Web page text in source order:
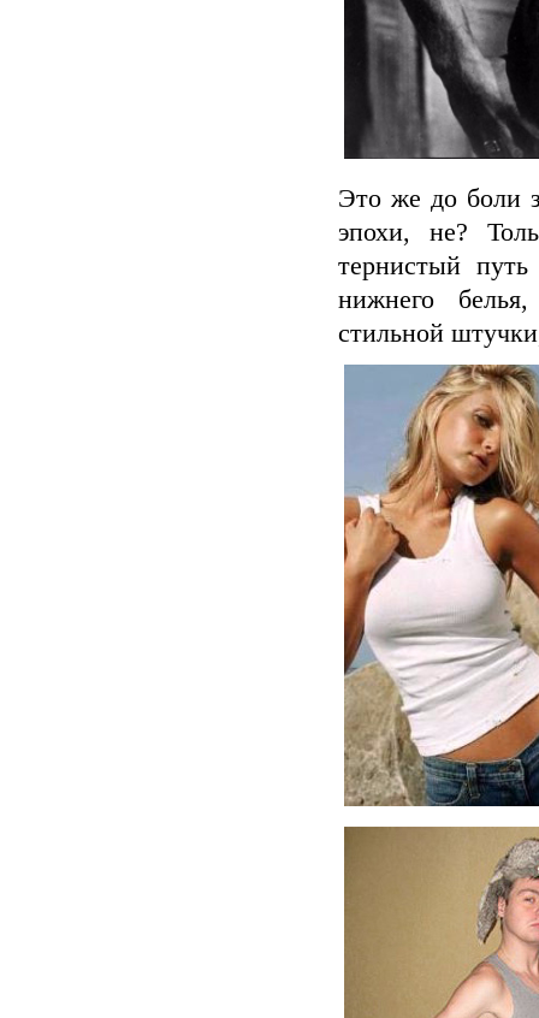
Это же до боли
эпохи, не?
тернистый
нижнего белья,
стильной